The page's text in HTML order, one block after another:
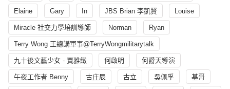
Elaine Gary In JBS Brian 李凱賢 Louise
Miracle 社交力學培訓導師 Norman Ryan
Terry Wong 王總講軍事@TerryWongmilitarytalk
九十後文藝少女 - 賈雅緻 何啟明 何爵天導演
午夜工作者 Benny 古庄辰 古立 吳佩孚 基哥